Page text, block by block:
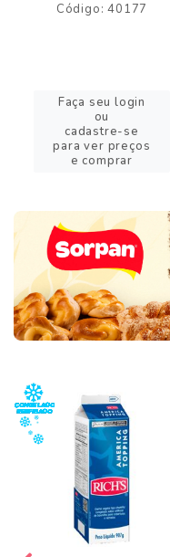
Código: 40177
Faça seu login
ou
cadastre-se
para ver preços
e comprar